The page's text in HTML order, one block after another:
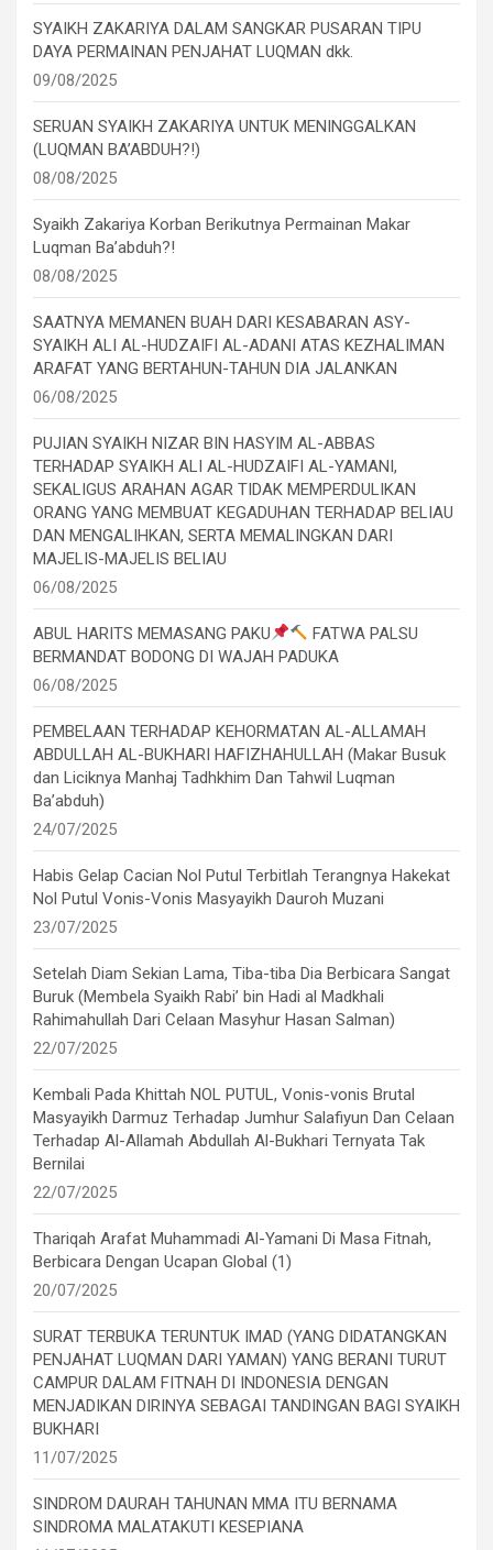
SYAIKH ZAKARIYA DALAM SANGKAR PUSARAN TIPU
DAYA PERMAINAN PENJAHAT LUQMAN dkk.
09/08/2025
SERUAN SYAIKH ZAKARIYA UNTUK MENINGGALKAN
(LUQMAN BA’ABDUH?!)
08/08/2025
Syaikh Zakariya Korban Berikutnya Permainan Makar
Luqman Ba’abduh?!
08/08/2025
SAATNYA MEMANEN BUAH DARI KESABARAN ASY-
SYAIKH ALI AL-HUDZAIFI AL-ADANI ATAS KEZHALIMAN
ARAFAT YANG BERTAHUN-TAHUN DIA JALANKAN
06/08/2025
PUJIAN SYAIKH NIZAR BIN HASYIM AL-ABBAS
TERHADAP SYAIKH ALI AL-HUDZAIFI AL-YAMANI,
SEKALIGUS ARAHAN AGAR TIDAK MEMPERDULIKAN
ORANG YANG MEMBUAT KEGADUHAN TERHADAP BELIAU
DAN MENGALIHKAN, SERTA MEMALINGKAN DARI
MAJELIS-MAJELIS BELIAU
06/08/2025
ABUL HARITS MEMASANG PAKU
FATWA PALSU
BERMANDAT BODONG DI WAJAH PADUKA
06/08/2025
PEMBELAAN TERHADAP KEHORMATAN AL-ALLAMAH
ABDULLAH AL-BUKHARI HAFIZHAHULLAH (Makar Busuk
dan Liciknya Manhaj Tadhkhim Dan Tahwil Luqman
Ba’abduh)
24/07/2025
Habis Gelap Cacian Nol Putul Terbitlah Terangnya Hakekat
Nol Putul Vonis-Vonis Masyayikh Dauroh Muzani
23/07/2025
Setelah Diam Sekian Lama, Tiba-tiba Dia Berbicara Sangat
Buruk (Membela Syaikh Rabi’ bin Hadi al Madkhali
Rahimahullah Dari Celaan Masyhur Hasan Salman)
22/07/2025
Kembali Pada Khittah NOL PUTUL, Vonis-vonis Brutal
Masyayikh Darmuz Terhadap Jumhur Salafiyun Dan Celaan
Terhadap Al-Allamah Abdullah Al-Bukhari Ternyata Tak
Bernilai
22/07/2025
Thariqah Arafat Muhammadi Al-Yamani Di Masa Fitnah,
Berbicara Dengan Ucapan Global (1)
20/07/2025
SURAT TERBUKA TERUNTUK IMAD (YANG DIDATANGKAN
PENJAHAT LUQMAN DARI YAMAN) YANG BERANI TURUT
CAMPUR DALAM FITNAH DI INDONESIA DENGAN
MENJADIKAN DIRINYA SEBAGAI TANDINGAN BAGI SYAIKH
BUKHARI
11/07/2025
SINDROM DAURAH TAHUNAN MMA ITU BERNAMA
SINDROMA MALATAKUTI KESEPIANA